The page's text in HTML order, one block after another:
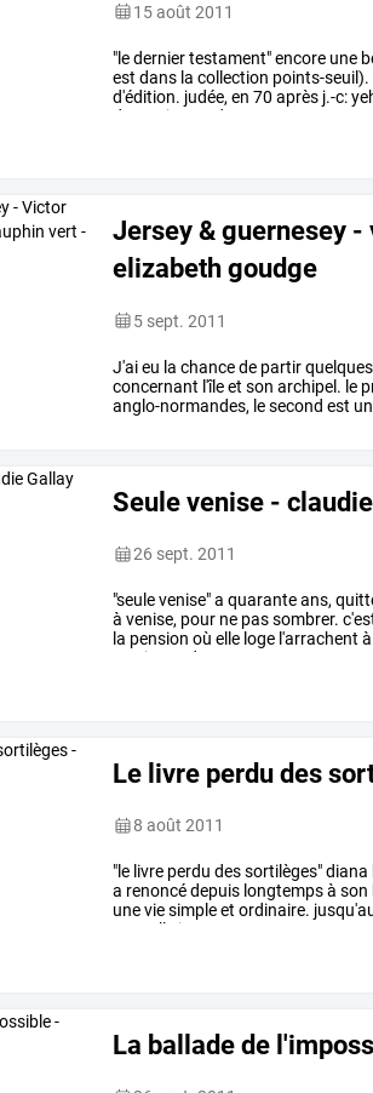
15 août 2011
"lederniertestament"encore une
est dans la collection points-seuil).
d'édition. judée, en 70 après j.-c:
de
jours des
Jersey & guernesey
elizabeth goudge
5 sept. 2011
J'aieu la chancede partirquelques
concernant l'îleet son archipel. le
anglo-normandes, lesecond est un
Seule venise -
26 sept. 2011
"seulevenise"a quaranteans,
à venise, pour ne passombrer.
la pension où elle loge l'arrachent à
jeune danseuse
Le livre perdu des
8 août 2011
"le livre perdu dessortilèges"diana
a renoncédepuis longtempsà son
uneviesimpleet ordinaire.
elle ignore
La ballade de